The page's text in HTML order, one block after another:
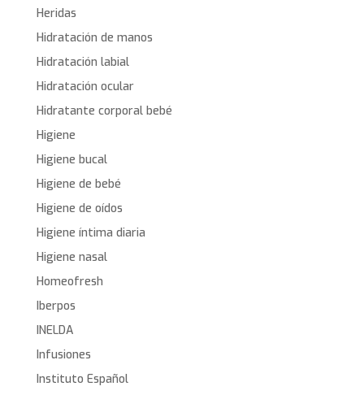
Heridas
Hidratación de manos
Hidratación labial
Hidratación ocular
Hidratante corporal bebé
Higiene
Higiene bucal
Higiene de bebé
Higiene de oídos
Higiene íntima diaria
Higiene nasal
Homeofresh
Iberpos
INELDA
Infusiones
Instituto Español